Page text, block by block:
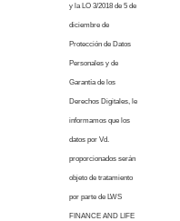
y la LO 3/2018 de 5 de
diciembre de
Protección de Datos
Personales y de
Garantía de los
Derechos Digitales, le
informamos que los
datos por Vd.
proporcionados serán
objeto de tratamiento
por parte de LWS
FINANCE AND LIFE